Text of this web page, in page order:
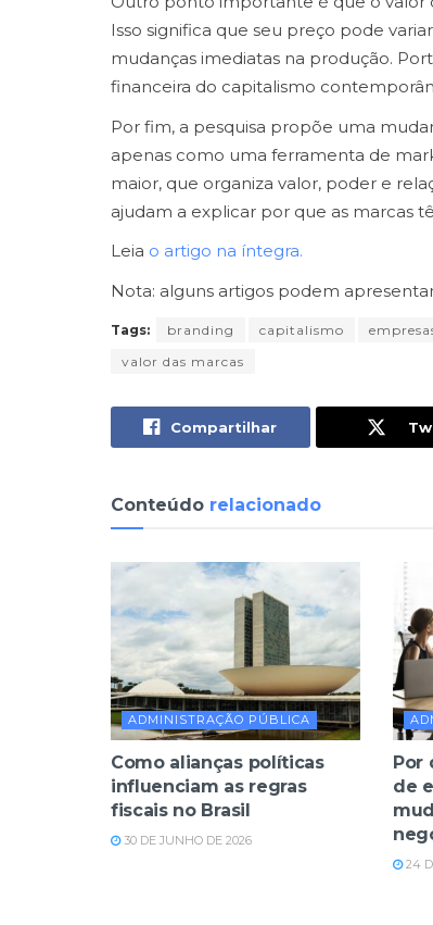
Isso significa que seu preço pode
mudanças imediatas na produção.
financeira do capitalismo
Por fim, a pesquisa propõe uma
apenas como uma ferramenta de
maior, que organiza valor, poder e
ajudam a explicar por que as marcas
Leia o artigo na íntegra.
Nota: alguns artigos podem
Tags: branding capitalismo
valor das marcas
Compartilhar
Conteúdo relacionado
ADMINISTRAÇÃO PÚBLICA
Como alianças políticas
influenciam as regras
fiscais no Brasil
30 DE JUNHO DE 2026
Por
de
24